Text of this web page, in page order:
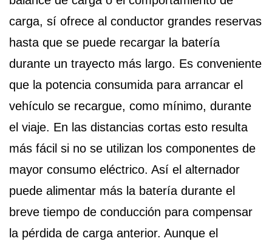
carga, sí ofrece al conductor grandes reservas
hasta que se puede recargar la batería
durante un trayecto más largo. Es conveniente
que la potencia consumida para arrancar el
vehículo se recargue, como mínimo, durante
el viaje. En las distancias cortas esto resulta
más fácil si no se utilizan los componentes de
mayor consumo eléctrico. Así el alternador
puede alimentar más la batería durante el
breve tiempo de conducción para compensar
la pérdida de carga anterior. Aunque el